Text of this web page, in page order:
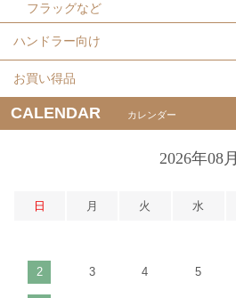
フラッグなど
ハンドラー向け
お買い得品
CALENDAR カレンダー
2026年08月
日 月 火 水
2 3 4 5